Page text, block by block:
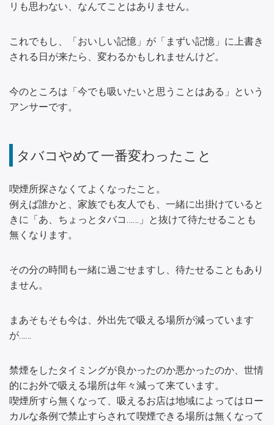
リも思わない、なんてことはありません。
これでもし、「おいしい記憶」が「まずい記憶」に上書き
される日が来たら、変わるかもしれませんけど。
今のところは「今でも吸いたいと思うことはある」という
アンサーです。
タバコやめて一番変わったこと
喫煙所探さなくてよくなったこと。
例えば誰かと、家族でも友人でも、一緒に出掛けていると
きに「あ、ちょっとタバコ……」と抜けて待たせることも
無くなります。
その分の時間も一緒に過ごせますし、待たせることもあり
ません。
まあそもそも今は、外出先で吸える場所が減っています
が……
禁煙をしたタイミングが良かったのか悪かったのか、世情
的にお外で吸える場所は年々減って来ています。
喫煙所すら無くなって、吸えるお店は地域によってはロー
カルな条例で禁止すらされて喫煙できる場所は無くなって